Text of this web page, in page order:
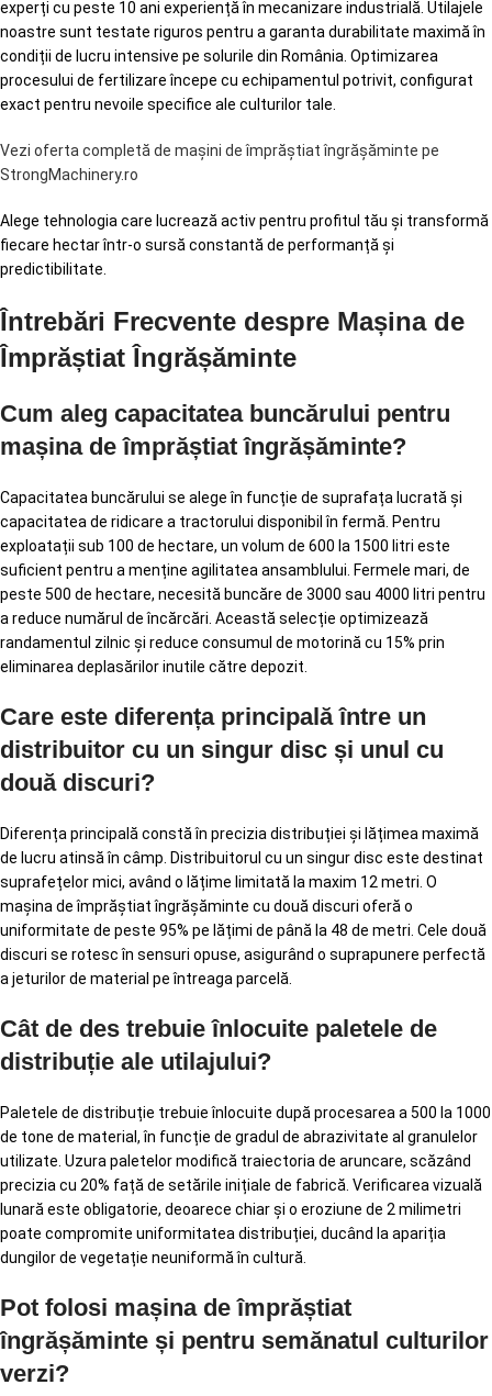
experți cu peste 10 ani experiență în mecanizare industrială. Utilajele
noastre sunt testate riguros pentru a garanta durabilitate maximă în
condiții de lucru intensive pe solurile din România. Optimizarea
procesului de fertilizare începe cu echipamentul potrivit, configurat
exact pentru nevoile specifice ale culturilor tale.
Vezi oferta completă de mașini de împrăștiat îngrășăminte pe
StrongMachinery.ro
Alege tehnologia care lucrează activ pentru profitul tău și transformă
fiecare hectar într-o sursă constantă de performanță și
predictibilitate.
Întrebări Frecvente despre Mașina de
Împrăștiat Îngrășăminte
Cum aleg capacitatea buncărului pentru
mașina de împrăștiat îngrășăminte?
Capacitatea buncărului se alege în funcție de suprafața lucrată și
capacitatea de ridicare a tractorului disponibil în fermă. Pentru
exploatații sub 100 de hectare, un volum de 600 la 1500 litri este
suficient pentru a menține agilitatea ansamblului. Fermele mari, de
peste 500 de hectare, necesită buncăre de 3000 sau 4000 litri pentru
a reduce numărul de încărcări. Această selecție optimizează
randamentul zilnic și reduce consumul de motorină cu 15% prin
eliminarea deplasărilor inutile către depozit.
Care este diferența principală între un
distribuitor cu un singur disc și unul cu
două discuri?
Diferența principală constă în precizia distribuției și lățimea maximă
de lucru atinsă în câmp. Distribuitorul cu un singur disc este destinat
suprafețelor mici, având o lățime limitată la maxim 12 metri. O
mașina de împrăștiat îngrășăminte cu două discuri oferă o
uniformitate de peste 95% pe lățimi de până la 48 de metri. Cele două
discuri se rotesc în sensuri opuse, asigurând o suprapunere perfectă
a jeturilor de material pe întreaga parcelă.
Cât de des trebuie înlocuite paletele de
distribuție ale utilajului?
Paletele de distribuție trebuie înlocuite după procesarea a 500 la 1000
de tone de material, în funcție de gradul de abrazivitate al granulelor
utilizate. Uzura paletelor modifică traiectoria de aruncare, scăzând
precizia cu 20% față de setările inițiale de fabrică. Verificarea vizuală
lunară este obligatorie, deoarece chiar și o eroziune de 2 milimetri
poate compromite uniformitatea distribuției, ducând la apariția
dungilor de vegetație neuniformă în cultură.
Pot folosi mașina de împrăștiat
îngrășăminte și pentru semănatul culturilor
verzi?